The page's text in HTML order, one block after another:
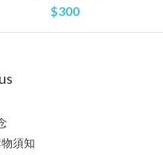
$300
須知